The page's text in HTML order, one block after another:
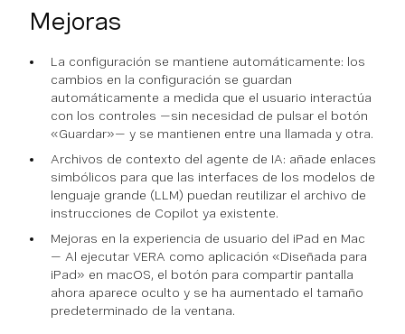
Mejoras
La configuración se mantiene automáticamente: los
cambios en la configuración se guardan
automáticamente a medida que el usuario interactúa
con los controles —sin necesidad de pulsar el botón
«Guardar»— y se mantienen entre una llamada y otra.
Archivos de contexto del agente de IA: añade enlaces
simbólicos para que las interfaces de los modelos de
lenguaje grande (LLM) puedan reutilizar el archivo de
instrucciones de Copilot ya existente.
Mejoras en la experiencia de usuario del iPad en Mac
— Al ejecutar VERA como aplicación «Diseñada para
iPad» en macOS, el botón para compartir pantalla
ahora aparece oculto y se ha aumentado el tamaño
predeterminado de la ventana.